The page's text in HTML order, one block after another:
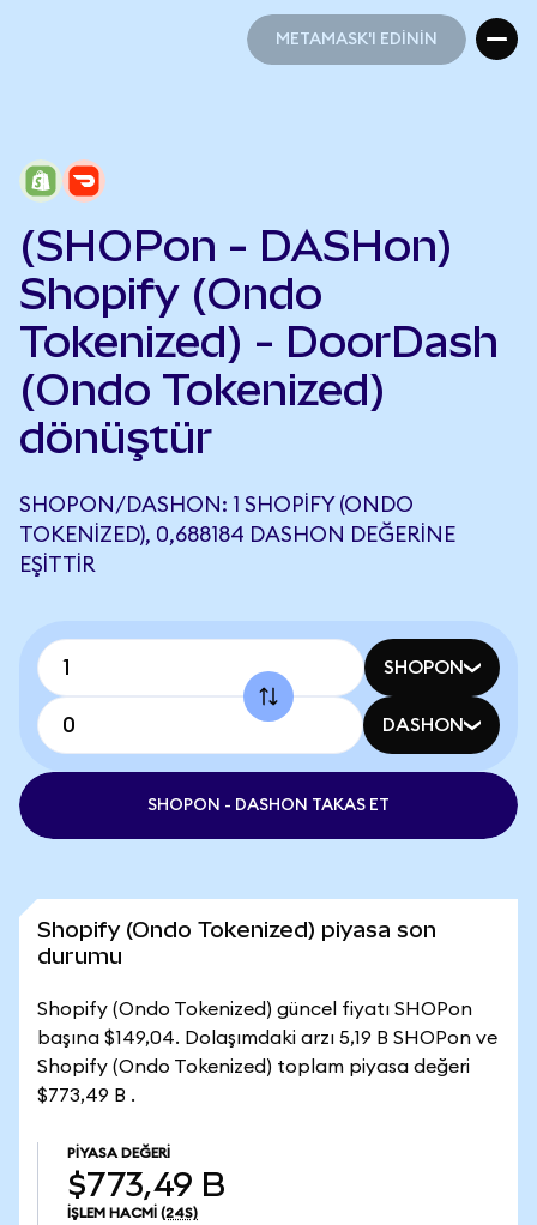
METAMASK'I EDİNİN
(SHOPon - DASHon)
Shopify (Ondo
Tokenized) - DoorDash
(Ondo Tokenized)
dönüştür
SHOPON/DASHON: 1 SHOPIFY (ONDO
TOKENIZED), 0,688184 DASHON DEĞERINE
EŞITTIR
SHOPON
DASHON
SHOPON - DASHON TAKAS ET
Shopify (Ondo Tokenized) piyasa son
durumu
Shopify (Ondo Tokenized) güncel fiyatı SHOPon
başına $149,04. Dolaşımdaki arzı 5,19 B SHOPon ve
Shopify (Ondo Tokenized) toplam piyasa değeri
$773,49 B .
PIYASA DEĞERI
$773,49 B
İŞLEM HACMI (24S)